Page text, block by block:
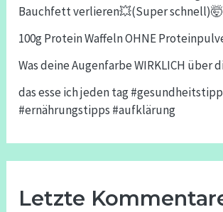
Bauchfett verlieren💥(Super schnell)🤯
100g Protein Waffeln OHNE
Was deine Augenfarbe WIRKLICH über
das esse ich jeden tag
#ernährungstipps #aufklärung
Letzte